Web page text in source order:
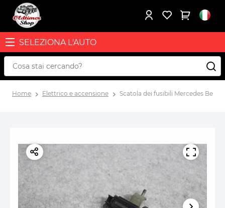
SELEZIONA L'AUTO
Home Elettrico e accensione Scatola dei fusibili Mercedes Benz